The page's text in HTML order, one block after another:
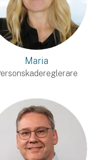
Maria